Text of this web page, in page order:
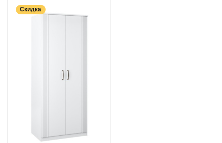
Скидка